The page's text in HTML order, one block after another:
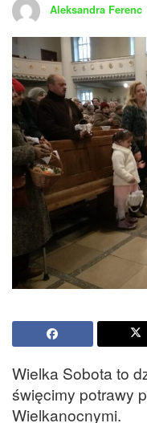
Aleksandra Ferenc
Wielka Sobota to
święcimy potrawy
Wielkanocnymi.